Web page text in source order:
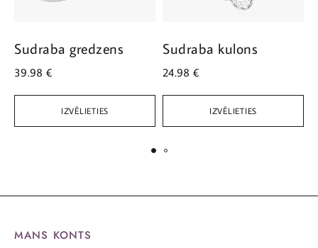
IZVĒLIETIES
Sudraba gredzens
39.98 €
IZVĒLIETIES
Sudraba kulons
24.98 €
MANS KONTS